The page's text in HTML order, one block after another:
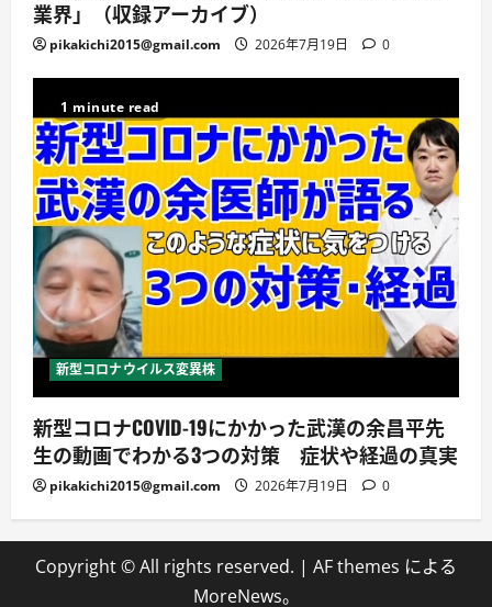
業界」（収録アーカイブ）
pikakichi2015@gmail.com 2026年7月19日 0
1 minute read
新型コロナウイルス変異株
新型コロナCOVID-19にかかった武漢の余昌平先
生の動画でわかる3つの対策 症状や経過の真実
pikakichi2015@gmail.com 2026年7月19日 0
Copyright © All rights reserved. | AF themes による
MoreNews。